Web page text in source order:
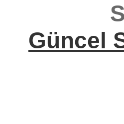
Güncel